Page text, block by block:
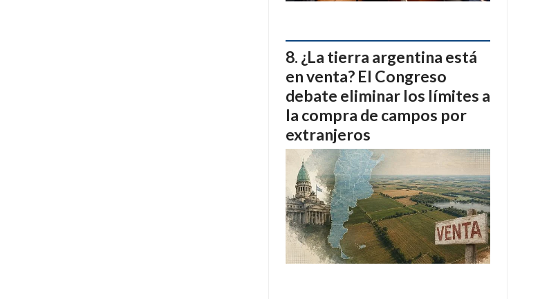
¿La tierra argentina está
en venta? El Congreso
debate eliminar los límites a
la compra de campos por
extranjeros